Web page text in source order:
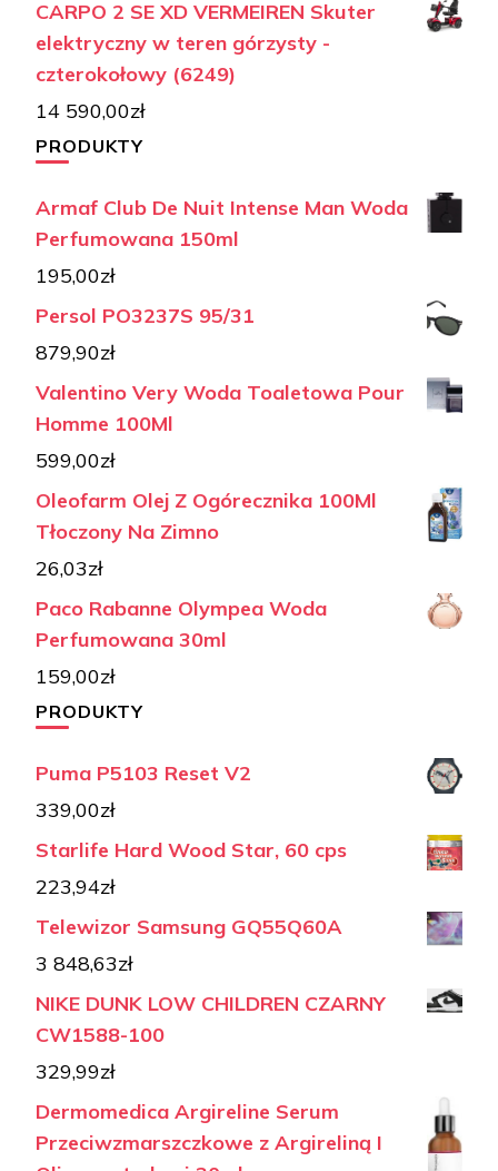
CARPO 2 SE XD VERMEIREN Skuter
elektryczny w teren górzysty -
czterokołowy (6249)
14 590,00zł
PRODUKTY
Armaf Club De Nuit Intense Man Woda
Perfumowana 150ml
195,00zł
Persol PO3237S 95/31
879,90zł
Valentino Very Woda Toaletowa Pour
Homme 100Ml
599,00zł
Oleofarm Olej Z Ogórecznika 100Ml
Tłoczony Na Zimno
26,03zł
Paco Rabanne Olympea Woda
Perfumowana 30ml
159,00zł
PRODUKTY
Puma P5103 Reset V2
339,00zł
Starlife Hard Wood Star, 60 cps
223,94zł
Telewizor Samsung GQ55Q60A
3 848,63zł
NIKE DUNK LOW CHILDREN CZARNY
CW1588-100
329,99zł
Dermomedica Argireline Serum
Przeciwzmarszczkowe z Argireliną I